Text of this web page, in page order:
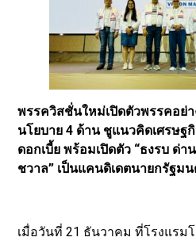
พรรควิสชั่นใหม่เปิดตัวพรรคอย่า
นโยบาย 4 ด้าน ชูแนวคิดเศรษฐ
ดอกเบี้ย พร้อมเปิดตัว “ธงรบ ด่า
ชวาล” เป็นแคนดิเดตนายกรัฐม
เมื่อวันที่ 21 ธันวาคม ที่โรงแรม